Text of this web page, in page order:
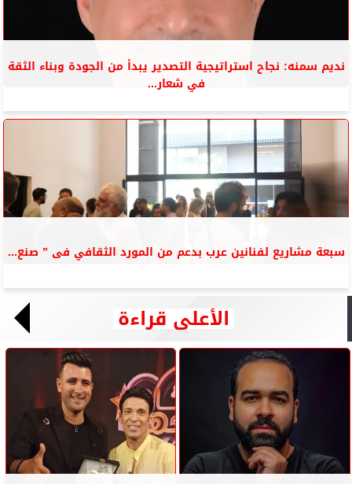
نديم سمنه: نجاح استراتيجية التصدير يبدأ من الجودة وبناء الثقة
في شعار...
سبعة مشاريع لفنانين عرب بدعم من المورد الثقافي فى ” صنع...
الأعلى قراءة